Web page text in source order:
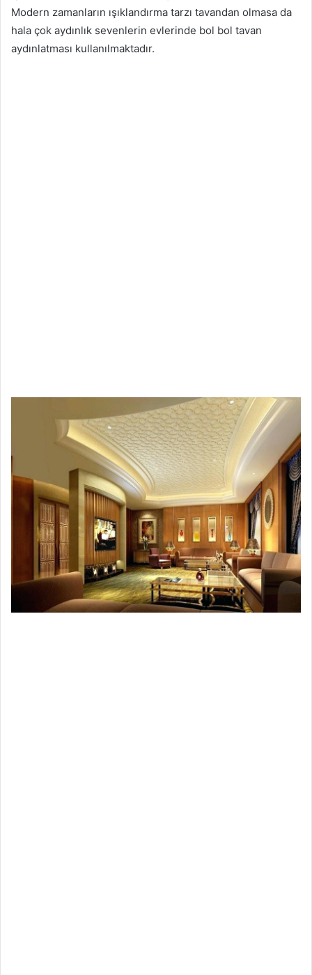
Modern zamanların ışıklandırma tarzı tavandan olmasa da
hala çok aydınlık sevenlerin evlerinde bol bol tavan
aydınlatması kullanılmaktadır.